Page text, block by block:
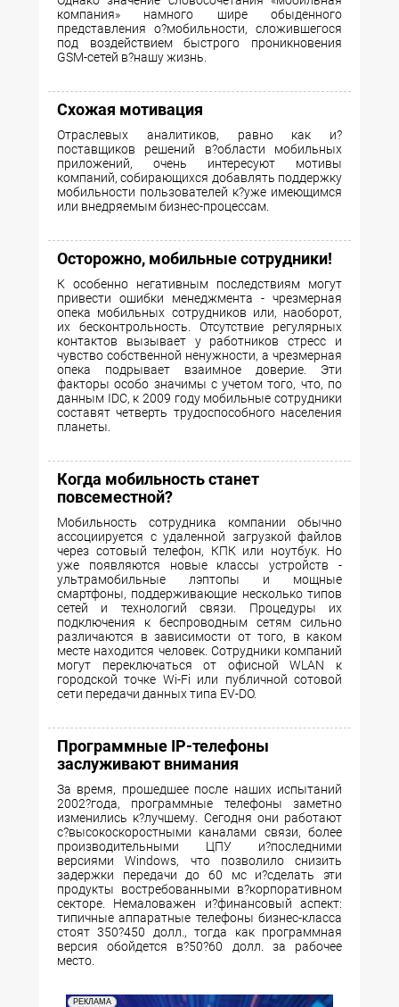
компания» намного шире обыденного
представления о?мобильности, сложившегося
под воздействием быстрого проникновения
GSM-сетей в?нашу жизнь.
Схожая мотивация
Отраслевых аналитиков, равно как и?
поставщиков решений в?области мобильных
приложений, очень интересуют мотивы
компаний, собирающихся добавлять поддержку
мобильности пользователей к?уже имеющимся
или внедряемым бизнес-процессам.
Осторожно, мобильные сотрудники!
К особенно негативным последствиям могут
привести ошибки менеджмента - чрезмерная
опека мобильных сотрудников или, наоборот,
их бесконтрольность. Отсутствие регулярных
контактов вызывает у работников стресс и
чувство собственной ненужности, а чрезмерная
опека подрывает взаимное доверие. Эти
факторы особо значимы с учетом того, что, по
данным IDC, к 2009 году мобильные сотрудники
составят четверть трудоспособного населения
планеты.
Когда мобильность станет
повсеместной?
Мобильность сотрудника компании обычно
ассоциируется с удаленной загрузкой файлов
через сотовый телефон, КПК или ноутбук. Но
уже появляются новые классы устройств -
ультрамобильные лэптопы и мощные
смартфоны, поддерживающие несколько типов
сетей и технологий связи. Процедуры их
подключения к беспроводным сетям сильно
различаются в зависимости от того, в каком
месте находится человек. Сотрудники компаний
могут переключаться от офисной WLAN к
городской точке Wi-Fi или публичной сотовой
сети передачи данных типа EV-DO.
Программные IP-телефоны
заслуживают внимания
За время, прошедшее после наших испытаний
2002?года, программные телефоны заметно
изменились к?лучшему. Сегодня они работают
с?высокоскоростными каналами связи, более
производительными ЦПУ и?последними
версиями Windows, что позволило снизить
задержки передачи до 60 мс и?сделать эти
продукты востребованными в?корпоративном
секторе. Немаловажен и?финансовый аспект:
типичные аппаратные телефоны бизнес-класса
стоят 350?450 долл., тогда как программная
версия обойдется в?50?60 долл. за рабочее
место.
РЕКЛАМА